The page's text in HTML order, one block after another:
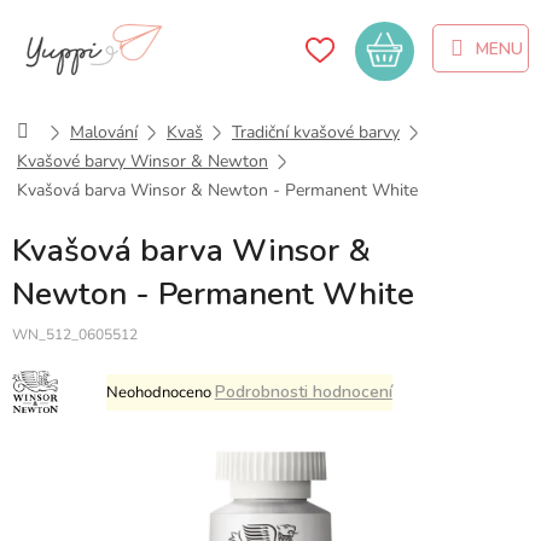
obsah
Nákupní
košík
DomůMalování Kvaš
Tradiční kvašové barvy
Kvašové barvy Winsor & Newton
Kvašová barva Winsor & Newton - Permanent White
Kvašová barva Winsor &
Newton - Permanent White
WN_512_0605512
Průměrné
hodnocení
NeohodnocenoPodrobnosti hodnocení